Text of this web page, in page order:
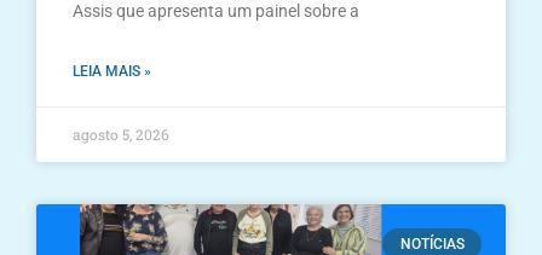
Assis que apresenta um painel sobre a
LEIA MAIS »
agosto 5, 2026
NOTÍCIAS